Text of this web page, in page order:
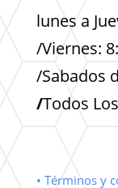
lunes a
/Viernes:
/Sabados
/Todos
• Términos y